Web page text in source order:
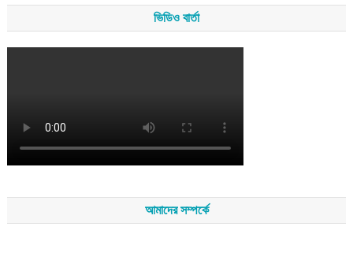
ভিডিও বার্তা
আমাদের সম্পর্কে